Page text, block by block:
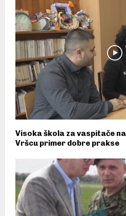
Visoka škola za vaspitače
Vršcu primer dobre prakse